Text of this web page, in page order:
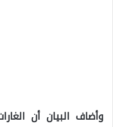
وأضاف البيان أن